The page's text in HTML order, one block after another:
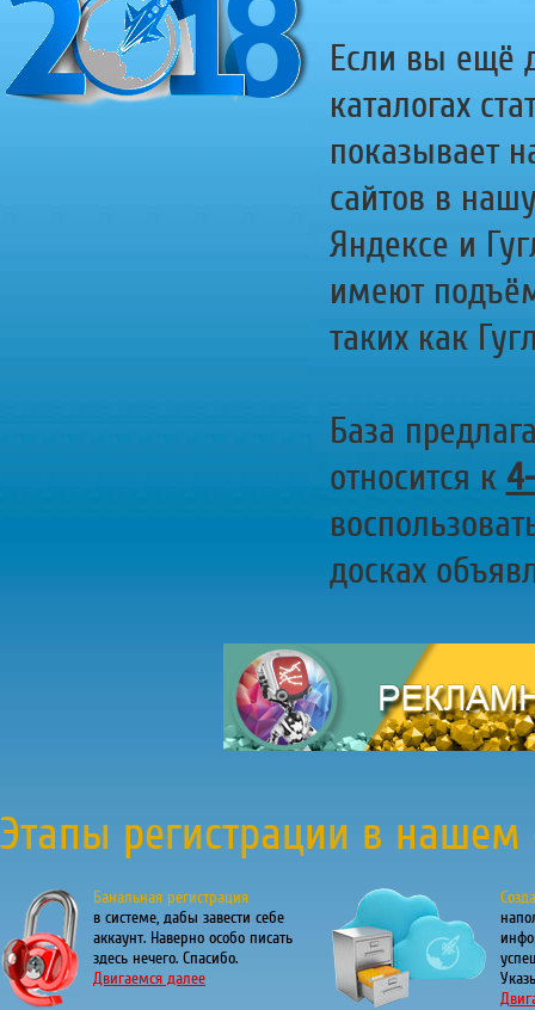
Если вы ещё
каталогах
показывает
сайтов в
Яндексе и
имеют
таких как
База
относится к
досках
Этапы регистрации в нашем
Банальная регистрация
в системе, дабы завести себе
аккаунт. Наверно особо писать
здесь нечего. Спасибо.
Двигаемся далее